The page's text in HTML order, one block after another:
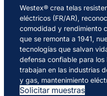
Westex® crea telas
eléctricos (FR/AR),
comodidad y rendimiento
que se remonta a 1941,
tecnologías que salvan
defensa confiable para
trabajan en las industrias
y gas, mantenimiento
Solicitar muestras